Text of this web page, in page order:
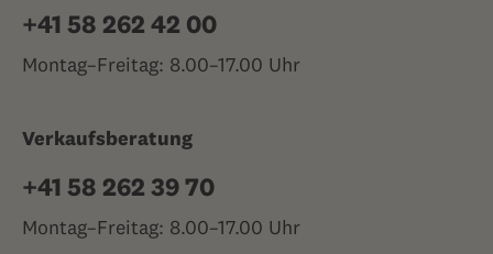
+41 58 262 42 00
Montag–Freitag: 8.00–17.00 Uhr
Verkaufsberatung
+41 58 262 39 70
Montag–Freitag: 8.00–17.00 Uhr